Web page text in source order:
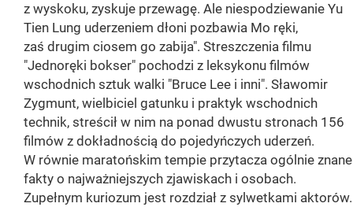
z wyskoku, zyskuje przewagę. Ale niespodziewanie Yu
Tien Lung uderzeniem dłoni pozbawia Mo ręki,
zaś drugim ciosem go zabija". Streszczenia filmu
"Jednoręki bokser" pochodzi z leksykonu filmów
wschodnich sztuk walki "Bruce Lee i inni". Sławomir
Zygmunt, wielbiciel gatunku i praktyk wschodnich
technik, streścił w nim na ponad dwustu stronach 156
filmów z dokładnością do pojedyńczych uderzeń.
W równie maratońskim tempie przytacza ogólnie znane
fakty o najważniejszych zjawiskach i osobach.
Zupełnym kuriozum jest rozdział z sylwetkami aktorów.